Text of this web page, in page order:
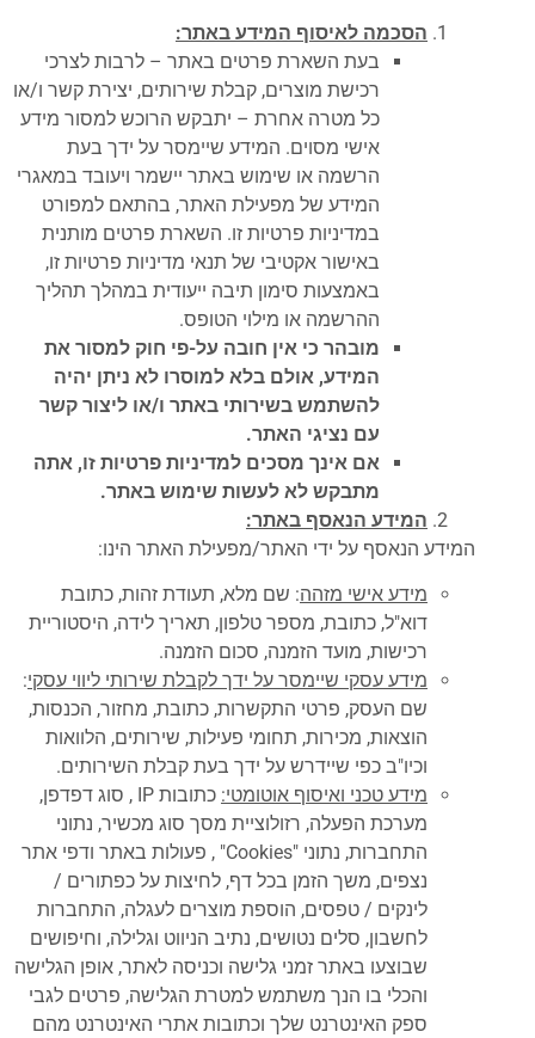
הסכמה לאיסוף המידע באתר:
בעת השארת פרטים באתר – לרבות לצרכי
רכישת מוצרים, קבלת שירותים, יצירת קשר ו/או
כל מטרה אחרת – יתבקש הרוכש למסור מידע
אישי מסוים. המידע שיימסר על ידך בעת
הרשמה או שימוש באתר יישמר ויעובד במאגרי
המידע של מפעילת האתר, בהתאם למפורט
במדיניות פרטיות זו. השארת פרטים מותנית
באישור אקטיבי של תנאי מדיניות פרטיות זו,
באמצעות סימון תיבה ייעודית במהלך תהליך
ההרשמה או מילוי הטופס.
מובהר כי אין חובה על-פי חוק למסור את
המידע, אולם בלא למוסרו לא ניתן יהיה
להשתמש בשירותי באתר ו/או ליצור קשר
עם נציגי האתר.
אם אינך מסכים למדיניות פרטיות זו, אתה
מתבקש לא לעשות שימוש באתר.
המידע הנאסף באתר:
המידע הנאסף על ידי האתר/מפעילת האתר הינו:
מידע אישי מזהה: שם מלא, תעודת זהות, כתובת
דוא"ל, כתובת, מספר טלפון, תאריך לידה, היסטוריית
רכישות, מועד הזמנה, סכום הזמנה.
מידע עסקי שיימסר על ידך לקבלת שירותי ליווי עסקי:
שם העסק, פרטי התקשרות, כתובת, מחזור, הכנסות,
הוצאות, מכירות, תחומי פעילות, שירותים, הלוואות
וכיו"ב כפי שיידרש על ידך בעת קבלת השירותים.
מידע טכני ואיסוף אוטומטי:
כתובות IP , סוג דפדפן,
מערכת הפעלה, רזולוציית מסך סוג מכשיר, נתוני
התחברות, נתוני "Cookies" , פעולות באתר ודפי אתר
נצפים, משך הזמן בכל דף, לחיצות על כפתורים /
לינקים / טפסים, הוספת מוצרים לעגלה, התחברות
לחשבון, סלים נטושים, נתיב הניווט וגלילה, וחיפושים
שבוצעו באתר זמני גלישה וכניסה לאתר, אופן הגלישה
והכלי בו הנך משתמש למטרת הגלישה, פרטים לגבי
ספק האינטרנט שלך וכתובות אתרי האינטרנט מהם